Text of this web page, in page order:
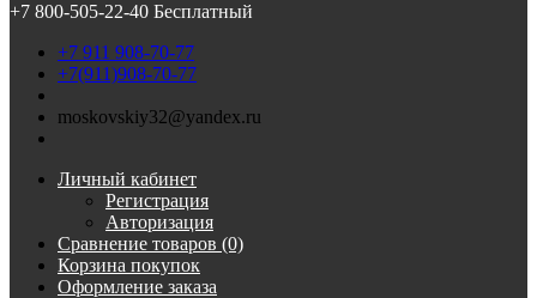
+7 800-505-22-40 Бесплатный
+7 911 908-70-77
+7(911)908-70-77
moskovskiy32@yandex.ru
Личный кабинет
Регистрация
Авторизация
Сравнение товаров (0)
Корзина покупок
Оформление заказа